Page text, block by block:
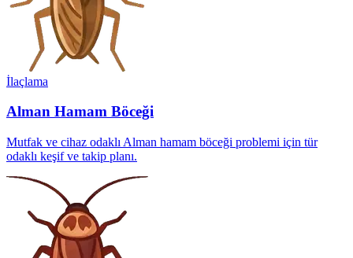
İlaçlama
Alman Hamam Böceği
Mutfak ve cihaz odaklı Alman hamam böceği problemi için tür
odaklı keşif ve takip planı.